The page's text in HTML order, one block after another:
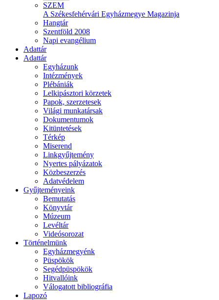
SZEM
A Székesfehérvári Egyházmegye Magazinja
Hangtár
Szentföld 2008
Napi evangélium
Adattár
Adattár
Egyházunk
Intézmények
Plébániák
Lelkipásztori körzetek
Papok, szerzetesek
Világi munkatársak
Dokumentumok
Kitüntetések
Térkép
Miserend
Linkgyűjtemény
Nyertes pályázatok
Közbeszerzés
Adatvédelem
Gyűjteményeink
Bemutatás
Könyvtár
Múzeum
Levéltár
Videósorozat
Történelmünk
Egyházmegyénk
Püspökök
Segédpüspökök
Hitvallóink
Válogatott bibliográfia
Lapozó